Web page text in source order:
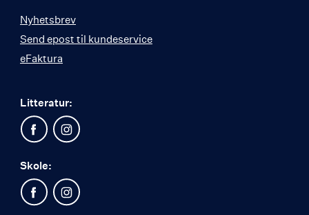
Nyhetsbrev
Send epost til kundeservice
eFaktura
Litteratur:
Skole: